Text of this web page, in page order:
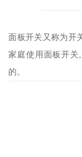
面板开关又称为开
家庭使用面板开关
的。